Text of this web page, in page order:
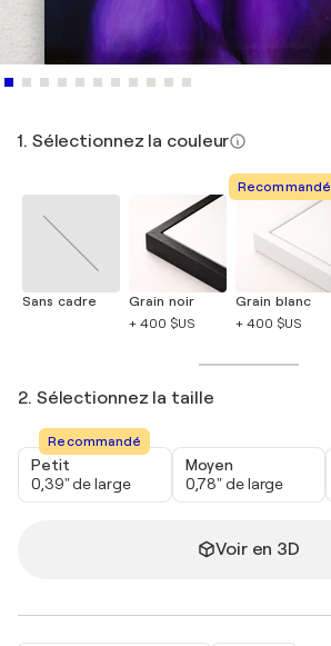
1. Sélectionnez la couleur
Sans cadre
Grain noir
+ 400 $US
Recommandé
Grain blanc
+ 400 $US
2. Sélectionnez la taille
Recommandé
Petit
0,39" de large
Moyen
0,78" de large
Voir en 3D